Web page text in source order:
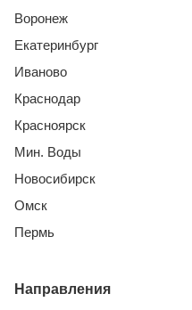
Воронеж
Екатеринбург
Иваново
Краснодар
Красноярск
Мин. Воды
Новосибирск
Омск
Пермь
Направления